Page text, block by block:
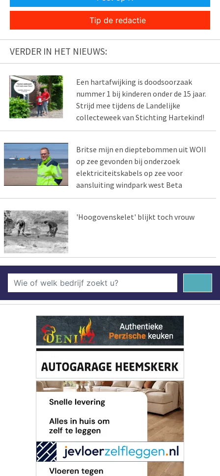
Tip de redactie
VERDER IN HET NIEUWS:
Een hartafwijking is doodsoorzaak
nummer 1 bij kinderen onder de 15 jaar.
Strijd mee tijdens de Landelijke
collecteweek van Stichting Hartekind!
Britse mijn en dieptebommen uit WOII
op zee gevonden bij onderzoek
elektriciteitskabels op zee voor
aansluiting windpark west Beta
'Hoogovenskelet' blijkt toch vrouw